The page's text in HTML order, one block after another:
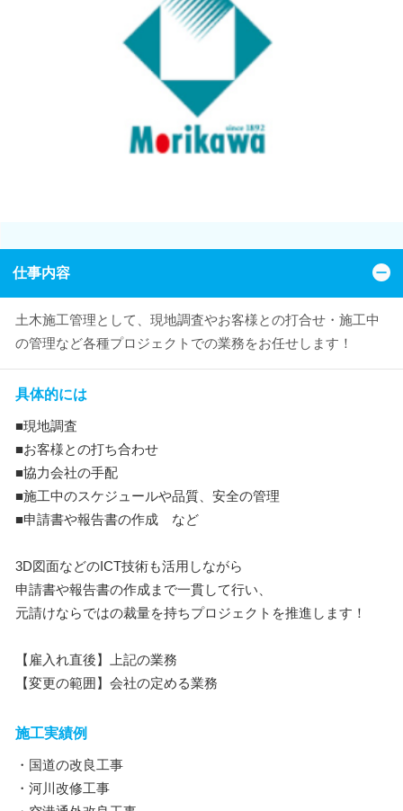
仕事内容
土木施工管理として、現地調査やお客様との打合せ・施工中
の管理など各種プロジェクトでの業務をお任せします！
具体的には
■現地調査
■お客様との打ち合わせ
■協力会社の手配
■施工中のスケジュールや品質、安全の管理
■申請書や報告書の作成 など
3D図面などのICT技術も活用しながら
申請書や報告書の作成まで一貫して行い、
元請けならではの裁量を持ちプロジェクトを推進します！
【雇入れ直後】上記の業務
【変更の範囲】会社の定める業務
施工実績例
・国道の改良工事
・河川改修工事